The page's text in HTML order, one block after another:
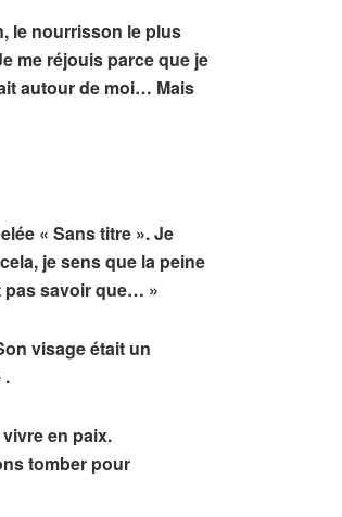
le nourrisson le plus
me réjouis parce que je
autour de moi… Mais
« Sans titre ». Je
je sens que la peine
pas savoir que… »
visage était un
.
en paix.
tomber pour